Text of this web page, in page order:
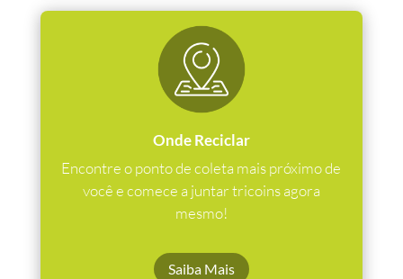
Onde Reciclar
Encontre o ponto de coleta mais próximo de
você e comece a juntar tricoins agora
mesmo!
Saiba Mais